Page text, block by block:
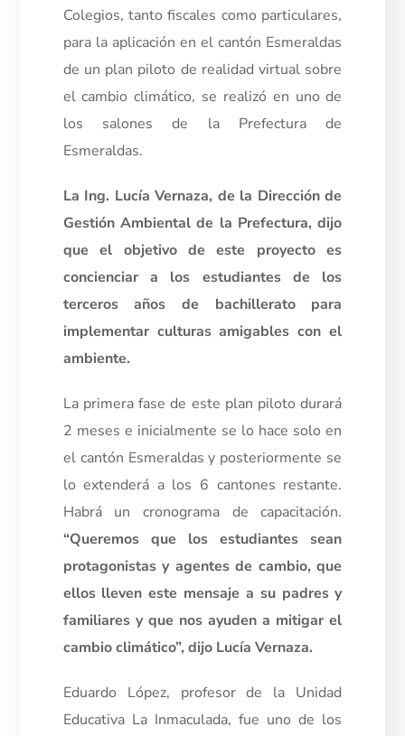
Colegios, tanto fiscales como particulares,
para la aplicación en el cantón Esmeraldas
de un plan piloto de realidad virtual sobre
el cambio climático, se realizó en uno de
los salones de la Prefectura de
Esmeraldas.
La Ing. Lucía Vernaza, de la Dirección de
Gestión Ambiental de la Prefectura, dijo
que el objetivo de este proyecto es
concienciar a los estudiantes de los
terceros años de bachillerato para
implementar culturas amigables con el
ambiente.
La primera fase de este plan piloto durará
2 meses e inicialmente se lo hace solo en
el cantón Esmeraldas y posteriormente se
lo extenderá a los 6 cantones restante.
Habrá un cronograma de capacitación.
“Queremos que los estudiantes sean
protagonistas y agentes de cambio, que
ellos lleven este mensaje a su padres y
familiares y que nos ayuden a mitigar el
cambio climático”, dijo Lucía Vernaza.
Eduardo López, profesor de la Unidad
Educativa La Inmaculada, fue uno de los